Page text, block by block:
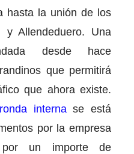
hasta la unión de los
Allendeduero. Una
desde hace
que permitirá
que ahora existe.
internase está
por la empresa
por un importe de